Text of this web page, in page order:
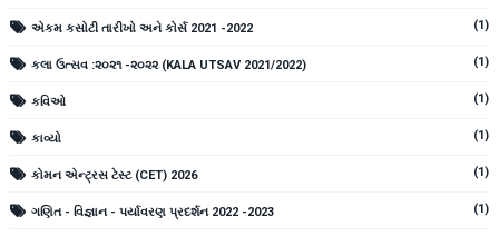
એકમ કસોટી તારીખો અને કોર્સ 2021 -2022 (1)
કલા ઉત્સવ :૨૦૨૧ -૨૦૨૨ (KALA UTSAV 2021/2022) (1)
કવિઓ (1)
કાવ્યો (1)
કોમન એન્ટ્રસ ટેસ્ટ (CET) 2026 (1)
ગણિત - વિજ્ઞાન - પર્યાવરણ પ્રદર્શન 2022 -2023 (1)